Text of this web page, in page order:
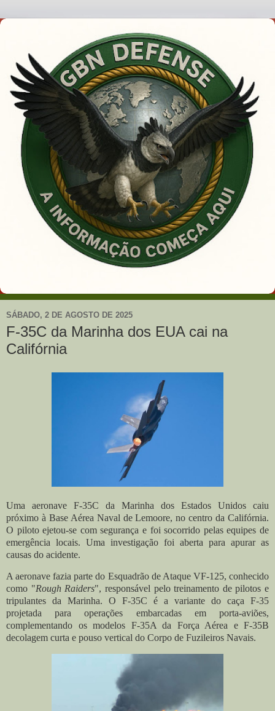
SÁBADO, 2 DE AGOSTO DE 2025
F-35C da Marinha dos EUA cai na
Califórnia
Uma aeronave F-35C da Marinha dos Estados Unidos caiu
próximo à Base Aérea Naval de Lemoore, no centro da Califórnia.
O piloto ejetou-se com segurança e foi socorrido pelas equipes de
emergência locais. Uma investigação foi aberta para apurar as
causas do acidente.
A aeronave fazia parte do Esquadrão de Ataque VF-125, conhecido
como "Rough Raiders", responsável pelo treinamento de pilotos e
tripulantes da Marinha. O F-35C é a variante do caça F-35
projetada para operações embarcadas em porta-aviões,
complementando os modelos F-35A da Força Aérea e F-35B
decolagem curta e pouso vertical do Corpo de Fuzileiros Navais.